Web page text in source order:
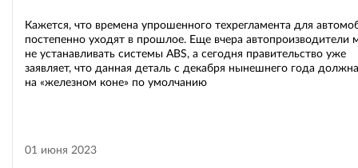
Кажется, что времена упрошенного техрегламента для
постепенно уходят в прошлое. Еще вчера автопроизводители
не устанавливать системы ABS, а сегодня правительство уже
заявляет, что данная деталь с декабря нынешнего года
на «железном коне» по умолчанию
01 июня 2023